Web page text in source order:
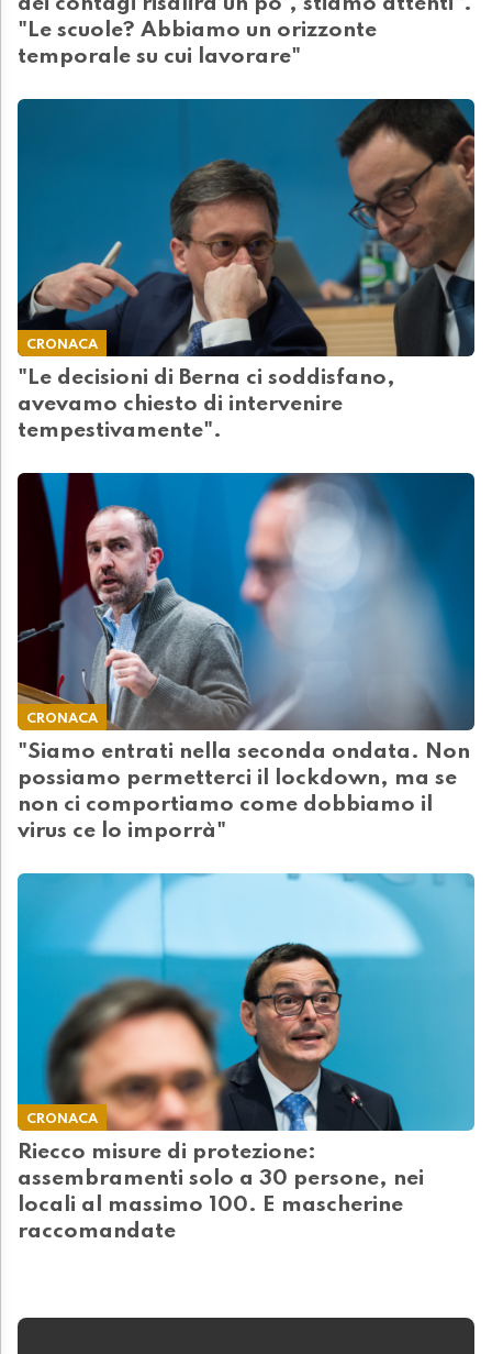
dei contagi risalirà un po', stiamo attenti".
"Le scuole? Abbiamo un orizzonte
temporale su cui lavorare"
CRONACA
"Le decisioni di Berna ci soddisfano,
avevamo chiesto di intervenire
tempestivamente".
CRONACA
"Siamo entrati nella seconda ondata. Non
possiamo permetterci il lockdown, ma se
non ci comportiamo come dobbiamo il
virus ce lo imporrà"
CRONACA
Riecco misure di protezione:
assembramenti solo a 30 persone, nei
locali al massimo 100. E mascherine
raccomandate